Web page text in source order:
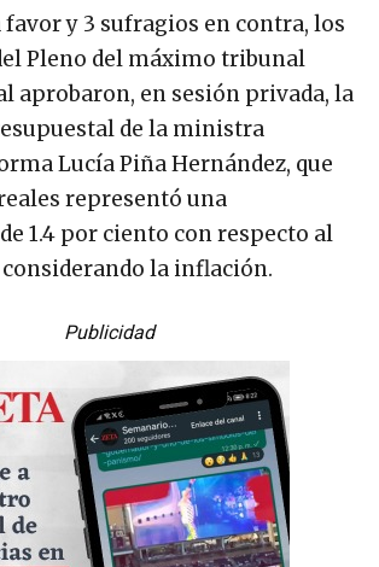
favor y 3 sufragios en contra, los
Pleno del máximo tribunal
aprobaron, en sesión privada, la
de la ministra
Lucía Piña Hernández, que
representó una
1.4 por ciento con respecto al
la inflación.
Publicidad